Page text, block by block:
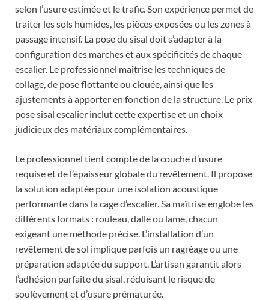
selon l’usure estimée et le trafic. Son expérience permet de
traiter les sols humides, les pièces exposées ou les zones à
passage intensif. La pose du sisal doit s’adapter à la
configuration des marches et aux spécificités de chaque
escalier. Le professionnel maîtrise les techniques de
collage, de pose flottante ou clouée, ainsi que les
ajustements à apporter en fonction de la structure. Le prix
pose sisal escalier inclut cette expertise et un choix
judicieux des matériaux complémentaires.
Le professionnel tient compte de la couche d’usure
requise et de l’épaisseur globale du revêtement. Il propose
la solution adaptée pour une isolation acoustique
performante dans la cage d’escalier. Sa maîtrise englobe les
différents formats : rouleau, dalle ou lame, chacun
exigeant une méthode précise. L’installation d’un
revêtement de sol implique parfois un ragréage ou une
préparation adaptée du support. L’artisan garantit alors
l’adhésion parfaite du sisal, réduisant le risque de
soulèvement et d’usure prématurée.